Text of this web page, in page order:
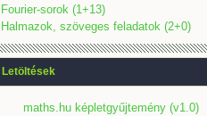
Fourier-sorok (1+13)
Halmazok, szöveges feladatok (2+0)
Letöltések
maths.hu képletgyűjtemény (v1.0)